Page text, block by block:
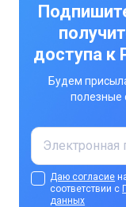
доступа к
Будем
полезные
Даю согласие
соответствии с
данных